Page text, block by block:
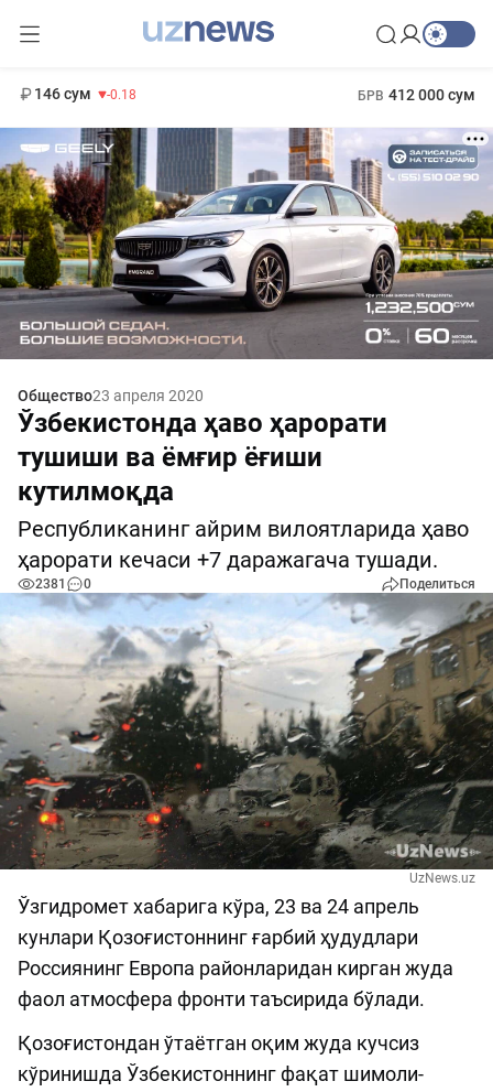
146 сум -0.18 БРВ 412 000 сум
Общество23 апреля 2020
Ўзбекистонда ҳаво ҳарорати
тушиши ва ёмғир ёғиши
кутилмоқда
Республиканинг айрим вилоятларида ҳаво
ҳарорати кечаси +7 даражагача тушади.
2381 0 Поделиться
UzNews.uz
Ўзгидромет хабарига кўра, 23 ва 24 апрель
кунлари Қозоғистоннинг ғарбий ҳудудлари
Россиянинг Европа районларидан кирган жуда
фаол атмосфера фронти таъсирида бўлади.
Қозоғистондан ўтаётган оқим жуда кучсиз
кўринишда Ўзбекистоннинг фақат шимоли-